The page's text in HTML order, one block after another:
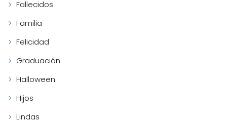
Fallecidos
Familia
Felicidad
Graduación
Halloween
Hijos
Lindas